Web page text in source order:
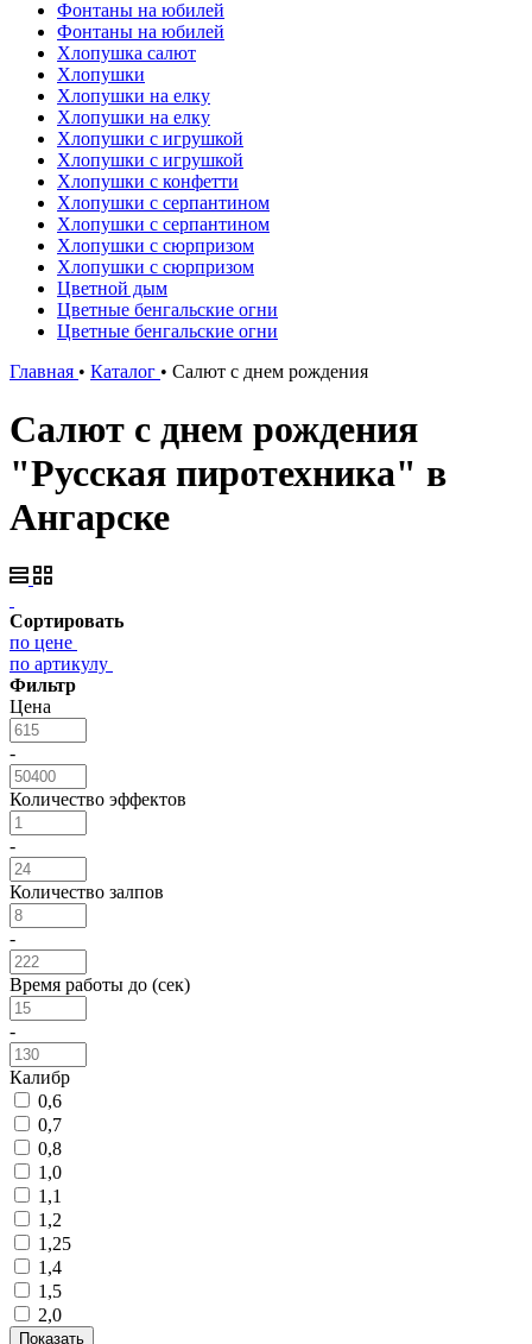
Фонтаны на юбилей
Фонтаны на юбилей
Хлопушка салют
Хлопушки
Хлопушки на елку
Хлопушки на елку
Хлопушки с игрушкой
Хлопушки с игрушкой
Хлопушки с конфетти
Хлопушки с серпантином
Хлопушки с серпантином
Хлопушки с сюрпризом
Хлопушки с сюрпризом
Цветной дым
Цветные бенгальские огни
Цветные бенгальские огни
Главная • Каталог • Салют с днем рождения
Салют с днем рождения
"Русская пиротехника" в
Ангарске
Сортировать
по цене
по артикулу
Фильтр
Цена
-
Количество эффектов
-
Количество залпов
-
Время работы до (сек)
-
Калибр
0,6
0,7
0,8
1,0
1,1
1,2
1,25
1,4
1,5
2,0